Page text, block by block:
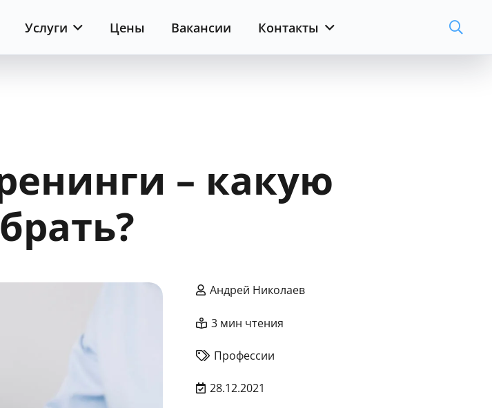
Услуги Цены Вакансии Контакты
– какую
Андрей Николаев
3 мин чтения
Профессии
28.12.2021